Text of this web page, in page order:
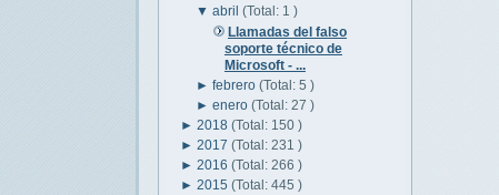
▼abril(Total: 1 )
Llamadas del falso
soporte técnico de
Microsoft - ...
►febrero(Total: 5 )
►enero(Total: 27 )
► 2018 (Total: 150 )
► 2017 (Total: 231 )
► 2016 (Total: 266 )
► 2015 (Total: 445 )